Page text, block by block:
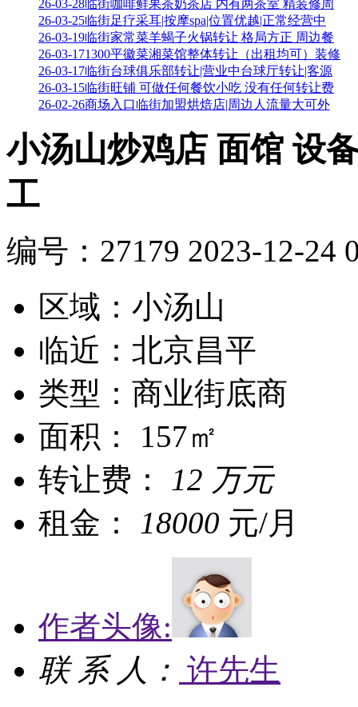
26-03-28临街咖啡鲜果茶奶茶店 内有两茶室 精装修周
26-03-25临街足疗采耳|按摩spa|位置优越|正常经营中
26-03-19临街家常菜羊蝎子火锅转让 格局方正 周边餐
26-03-171300平徽菜湘菜馆整体转让（出租均可）装修
26-03-17临街台球俱乐部转让|营业中台球厅转让|客源
26-03-15临街旺铺 可做任何餐饮小吃 没有任何转让费
26-02-26商场入口临街加盟烘焙店|周边人流量大可外
小汤山炒鸡店 面馆 设
工
编号： 27179 2023-12-24
区域：小汤山
临近：北京昌平
类型：商业街底商
面积： 157㎡
转让费：
12 万元
租金：
18000 元/月
作者头像:
联 系 人： 许先生